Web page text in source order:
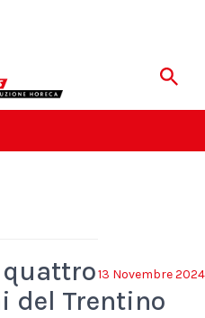
13 Novembre 2024
del Trentino